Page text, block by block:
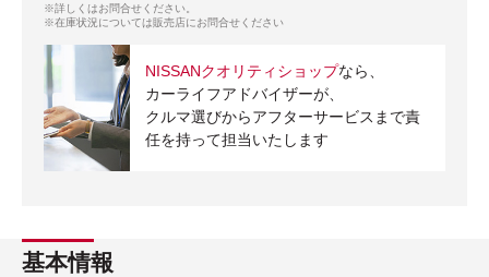
※詳しくはお問合せください。
※在庫状況については販売店にお問合せください
NISSANクオリティショップなら、
カーライフアドバイザーが、
クルマ選びからアフターサービスまで責
任を持って担当いたします
基本情報